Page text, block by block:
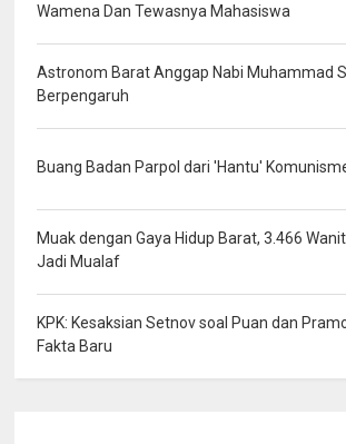
Wamena Dan Tewasnya Mahasiswa
Astronom Barat Anggap Nabi Muhammad
Berpengaruh
Buang Badan Parpol dari 'Hantu'
Muak dengan Gaya Hidup Barat, 3.466
Jadi Mualaf
KPK: Kesaksian Setnov soal Puan dan
Fakta Baru